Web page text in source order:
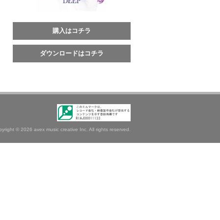
購入はコチラ
ダウンロードはコチラ
© 2026 avex music creative Inc. All rights reserved.